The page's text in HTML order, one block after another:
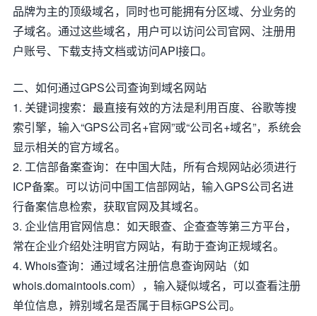
品牌为主的顶级域名，同时也可能拥有分区域、分业务的
子域名。通过这些域名，用户可以访问公司官网、注册用
户账号、下载支持文档或访问API接口。
二、如何通过GPS公司查询到域名网站
1. 关键词搜索：最直接有效的方法是利用百度、谷歌等搜
索引擎，输入“GPS公司名+官网”或“公司名+域名”，系统会
显示相关的官方域名。
2. 工信部备案查询：在中国大陆，所有合规网站必须进行
ICP备案。可以访问中国工信部网站，输入GPS公司名进
行备案信息检索，获取官网及其域名。
3. 企业信用官网信息：如天眼查、企查查等第三方平台，
常在企业介绍处注明官方网站，有助于查询正规域名。
4. Whois查询：通过域名注册信息查询网站（如
whois.domaintools.com），输入疑似域名，可以查看注册
单位信息，辨别域名是否属于目标GPS公司。